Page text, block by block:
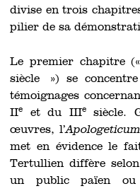
divise en trois
pilier de sa
Le premier chapitre
siècle ») se
témoignages
IIe et du IIIesiècle.
œuvres, l’Apologeticum
met en évidence le
Tertullien diffère
un public païen